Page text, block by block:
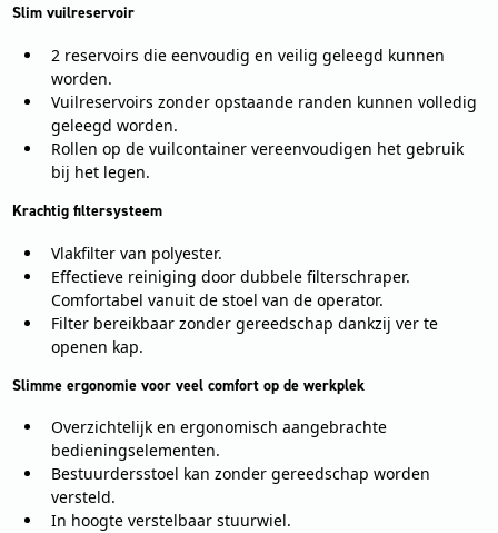
Slim vuilreservoir
2 reservoirs die eenvoudig en veilig geleegd kunnen
worden.
Vuilreservoirs zonder opstaande randen kunnen volledig
geleegd worden.
Rollen op de vuilcontainer vereenvoudigen het gebruik
bij het legen.
Krachtig filtersysteem
Vlakfilter van polyester.
Effectieve reiniging door dubbele filterschraper.
Comfortabel vanuit de stoel van de operator.
Filter bereikbaar zonder gereedschap dankzij ver te
openen kap.
Slimme ergonomie voor veel comfort op de werkplek
Overzichtelijk en ergonomisch aangebrachte
bedieningselementen.
Bestuurdersstoel kan zonder gereedschap worden
versteld.
In hoogte verstelbaar stuurwiel.